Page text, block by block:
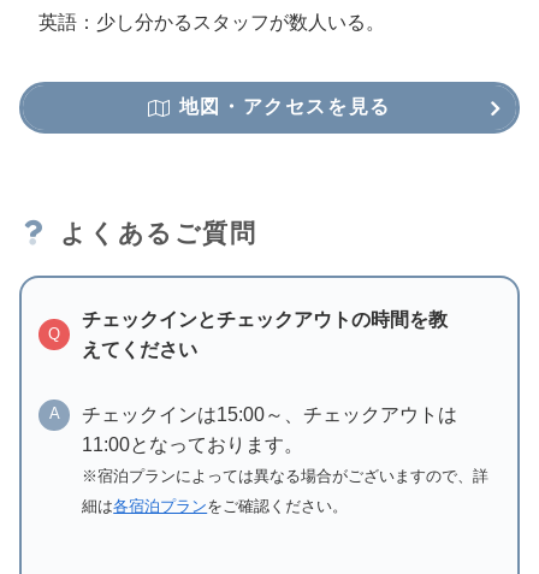
英語：少し分かるスタッフが数人いる。
地図・アクセスを見る
よくあるご質問
Q
チェックインとチェックアウトの時間を教
えてください
A
チェックインは15:00～、チェックアウトは
11:00となっております。
※宿泊プランによっては異なる場合がございますので、詳
細は各宿泊プランをご確認ください。